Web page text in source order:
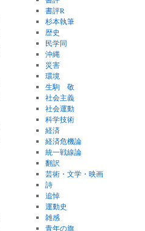
書評R
杉本執筆
歴史
民学同
沖縄
災害
環境
生駒 敬
社会主義
社会運動
科学技術
経済
経済危機論
統一戦線論
翻訳
芸術・文学・映画
詩
追悼
運動史
雑感
青年の旗